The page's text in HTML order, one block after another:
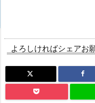
よろしければシェアお